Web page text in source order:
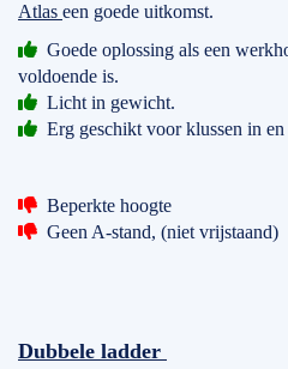
Atlas een goede uitkomst.
Goede oplossing als een
voldoende is.
Licht in gewicht.
Erg geschikt voor klussen in
Beperkte hoogte
Geen A-stand, (niet vrijstaand)
Dubbele ladder